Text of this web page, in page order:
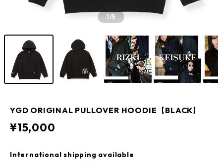
1/5
YGD ORIGINAL PULLOVER HOODIE【BLACK】
¥15,000
International shipping available